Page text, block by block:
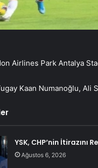
Airlines Park Antalya
Kaan Numanoğlu, Ali
YSK, CHP’nin İtirazını
Ağustos 6, 2026